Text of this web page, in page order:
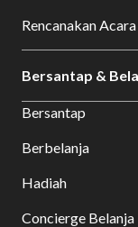
Rencanakan
Bersantap &
Bersantap
Berbelanja
Hadiah
Concierge Belanja